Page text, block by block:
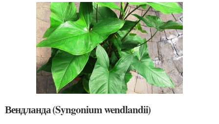
Вендланда (Syngonium wendlandii)